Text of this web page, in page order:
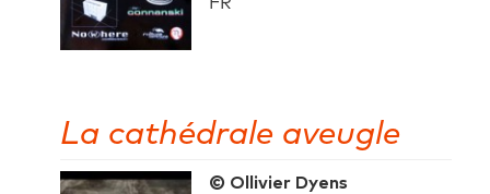
La cathédrale aveugle
© Ollivier Dyens